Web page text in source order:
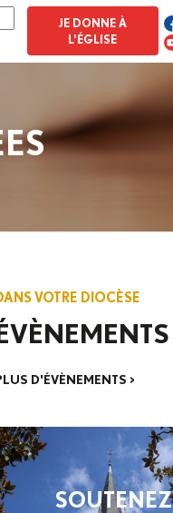
JE DONNE À
L'ÉGLISE
VOTRE DIOCÈSE
D'ÉVÈNEMENTS >
SOUTENEZ